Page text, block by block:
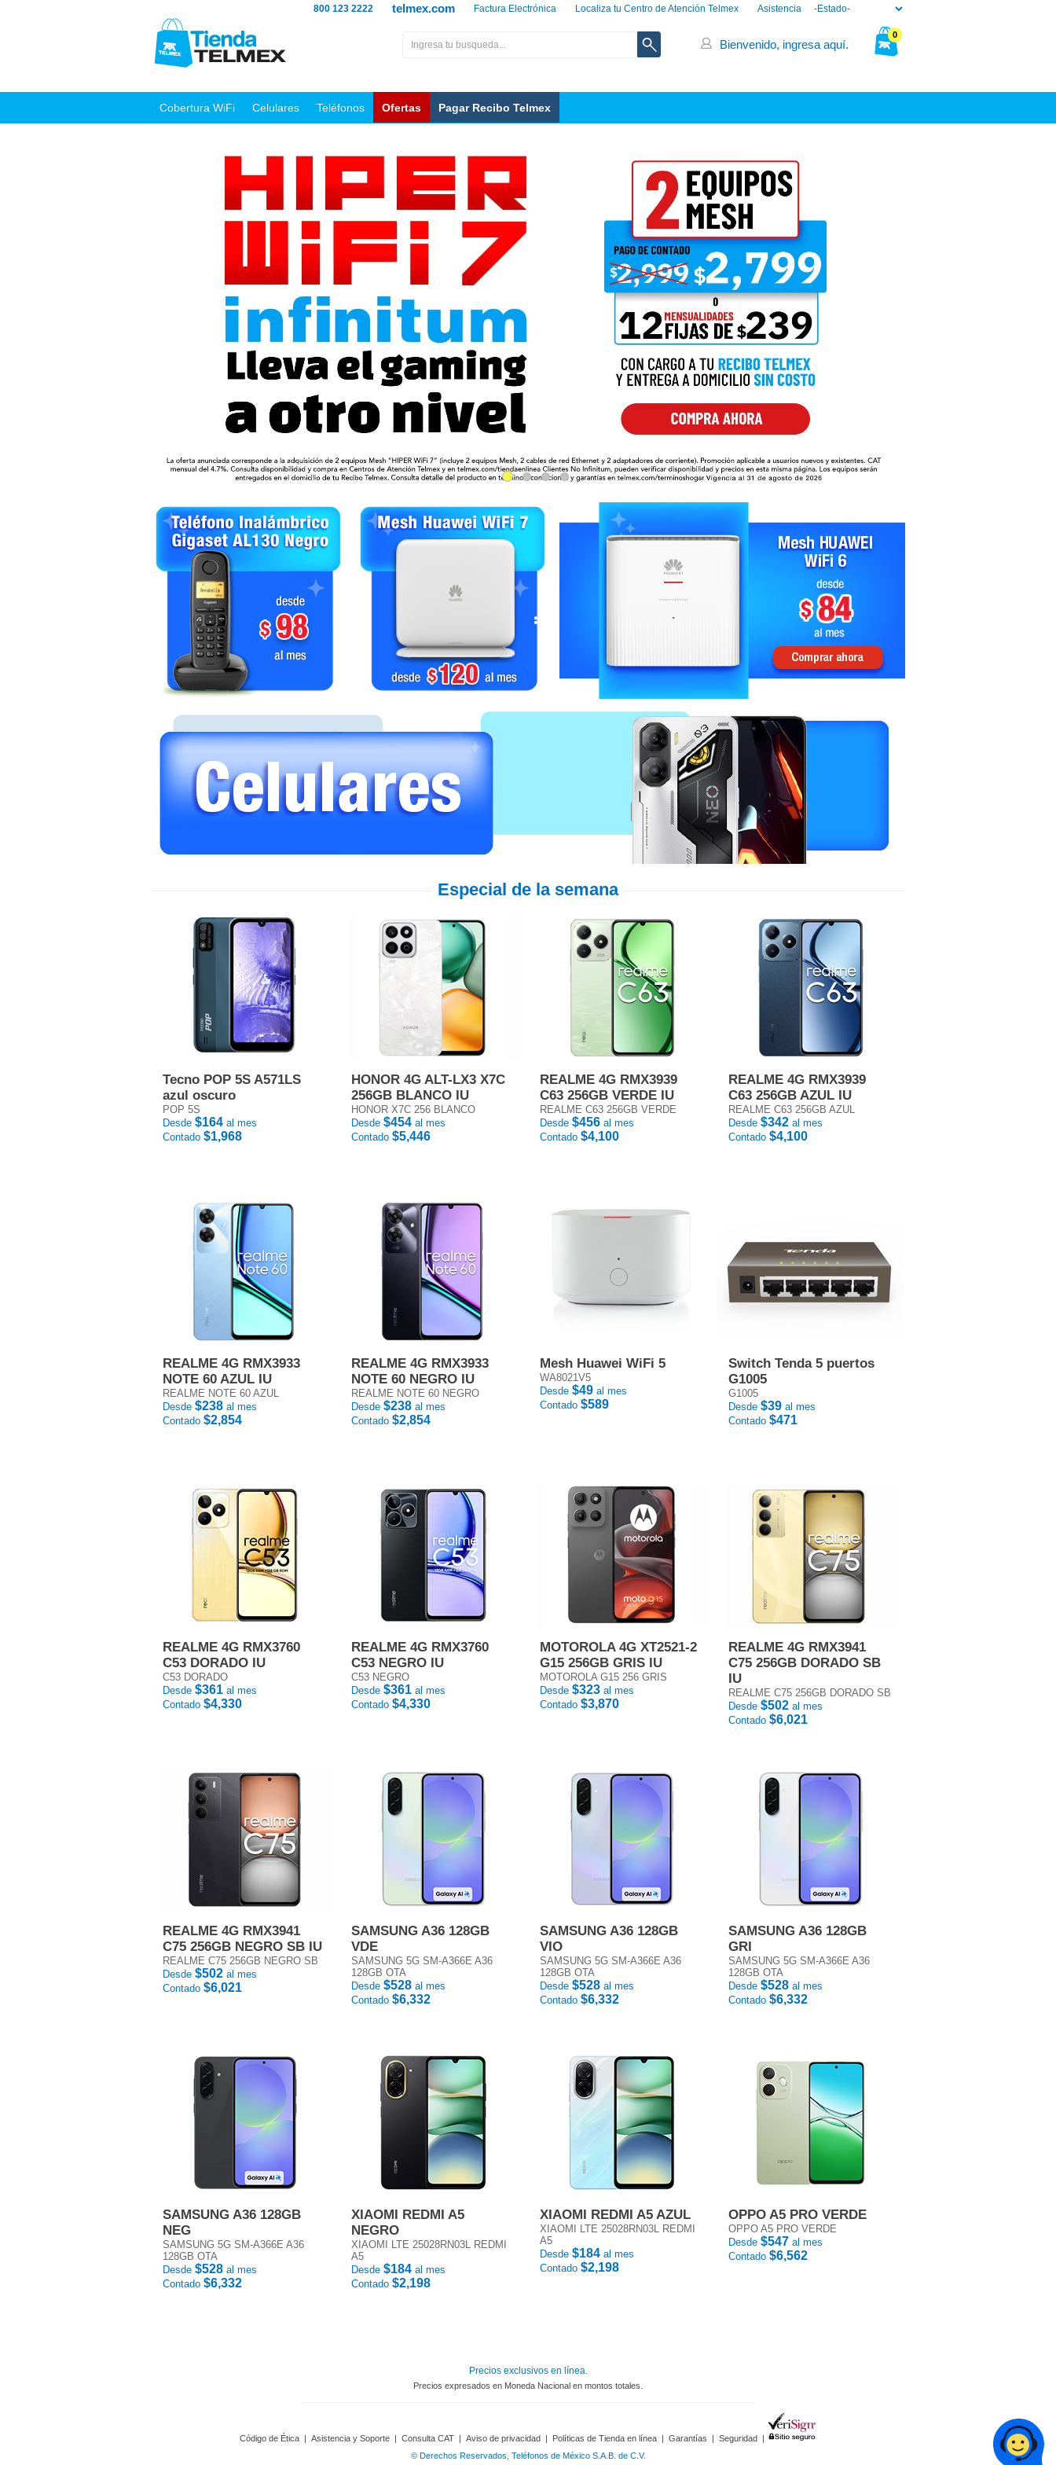
Asistencia
Localiza tu Centro de Atención Telmex
Factura Electrónica
telmex.com
800 123 2222
0
Bienvenido, ingresa aquí.
Cobertura WiFi Celulares Teléfonos Ofertas Pagar Recibo Telmex
Especial de la semana
Tecno POP 5S A571LS
azul oscuro
POP 5S
Desde $164 al mes
Contado $1,968
HONOR 4G ALT-LX3 X7C
256GB BLANCO IU
HONOR X7C 256 BLANCO
Desde $454 al mes
Contado $5,446
REALME 4G RMX3939
C63 256GB VERDE IU
REALME C63 256GB VERDE
Desde $456 al mes
Contado $4,100
REALME 4G RMX3939
C63 256GB AZUL IU
REALME C63 256GB AZUL
Desde $342 al mes
Contado $4,100
REALME 4G RMX3933
NOTE 60 AZUL IU
REALME NOTE 60 AZUL
Desde $238 al mes
Contado $2,854
REALME 4G RMX3933
NOTE 60 NEGRO IU
REALME NOTE 60 NEGRO
Desde $238 al mes
Contado $2,854
Mesh Huawei WiFi 5
WA8021V5
Desde $49 al mes
Contado $589
Switch Tenda 5 puertos
G1005
G1005
Desde $39 al mes
Contado $471
REALME 4G RMX3760
C53 DORADO IU
C53 DORADO
Desde $361 al mes
Contado $4,330
REALME 4G RMX3760
C53 NEGRO IU
C53 NEGRO
Desde $361 al mes
Contado $4,330
MOTOROLA 4G XT2521-2
G15 256GB GRIS IU
MOTOROLA G15 256 GRIS
Desde $323 al mes
Contado $3,870
REALME 4G RMX3941
C75 256GB DORADO SB
IU
REALME C75 256GB DORADO SB
Desde $502 al mes
Contado $6,021
REALME 4G RMX3941
C75 256GB NEGRO SB IU
REALME C75 256GB NEGRO SB
Desde $502 al mes
Contado $6,021
SAMSUNG A36 128GB
VDE
SAMSUNG 5G SM-A366E A36
128GB OTA
Desde $528 al mes
Contado $6,332
SAMSUNG A36 128GB
VIO
SAMSUNG 5G SM-A366E A36
128GB OTA
Desde $528 al mes
Contado $6,332
SAMSUNG A36 128GB
GRI
SAMSUNG 5G SM-A366E A36
128GB OTA
Desde $528 al mes
Contado $6,332
SAMSUNG A36 128GB
NEG
SAMSUNG 5G SM-A366E A36
128GB OTA
Desde $528 al mes
Contado $6,332
XIAOMI REDMI A5
NEGRO
XIAOMI LTE 25028RN03L REDMI
A5
Desde $184 al mes
Contado $2,198
XIAOMI REDMI A5 AZUL
XIAOMI LTE 25028RN03L REDMI
A5
Desde $184 al mes
Contado $2,198
OPPO A5 PRO VERDE
OPPO A5 PRO VERDE
Desde $547 al mes
Contado $6,562
Precios exclusivos en línea.
Precios expresados en Moneda Nacional en montos totales.
Código de Ética | Asistencia y Soporte | Consulta CAT | Aviso de privacidad | Políticas de Tienda en línea | Garantías | Seguridad |
© Derechos Reservados, Teléfonos de México S.A.B. de C.V.